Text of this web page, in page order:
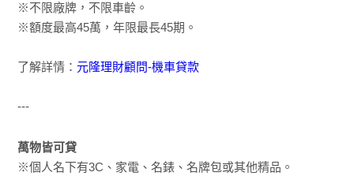
※不限廠牌，不限車齡。
※額度最高45萬，年限最長45期。
了解詳情：元隆理財顧問-機車貸款
---
萬物皆可貸
※個人名下有3C、家電、名錶、名牌包或其他精品。